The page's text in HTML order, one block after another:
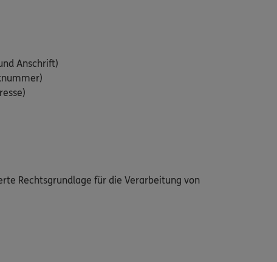
Anschrift)
Rechtsgrundlage für die Verarbeitung von